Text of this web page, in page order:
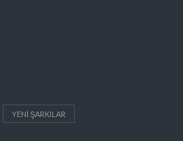
YENI ŞARKILAR